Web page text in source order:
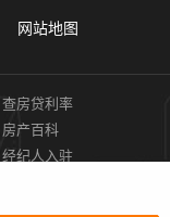
网站地图
查房贷利率
房产百科
经纪人入驻